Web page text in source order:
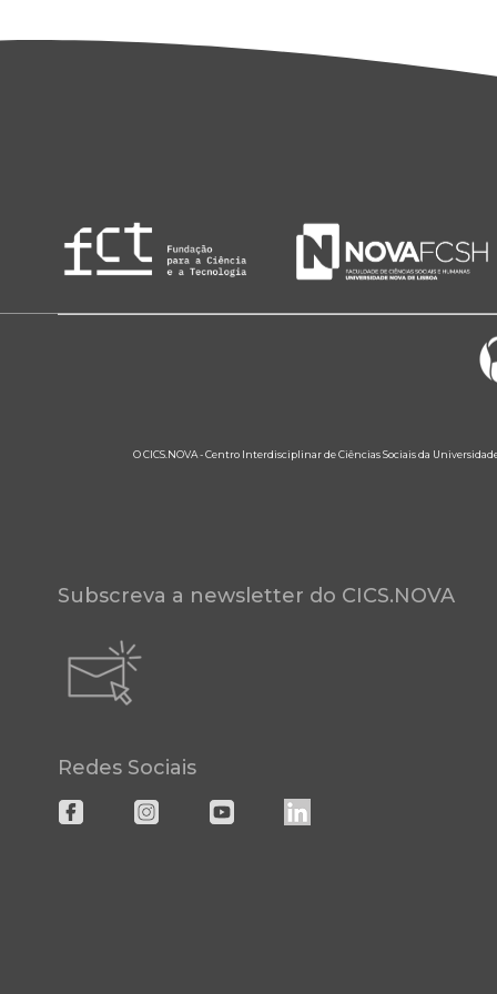
O CICS.NOVA - Centro Interdisciplinar de Ciências Sociais da
Subscreva a newsletter do CICS.NOVA
Redes Sociais